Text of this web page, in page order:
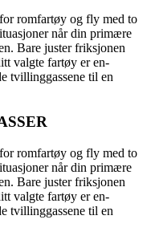
romfartøy og fly med to
når din primære
Bare juster friksjonen
valgte fartøy er en-
tvillinggassene til en
romfartøy og fly med to
når din primære
Bare juster friksjonen
valgte fartøy er en-
tvillinggassene til en